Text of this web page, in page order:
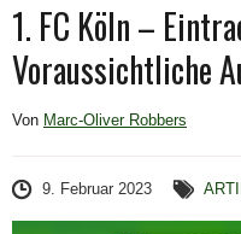
1. FC Köln –
Voraussichtliche
Von Marc-Oliver Robbers
9. Februar 2023